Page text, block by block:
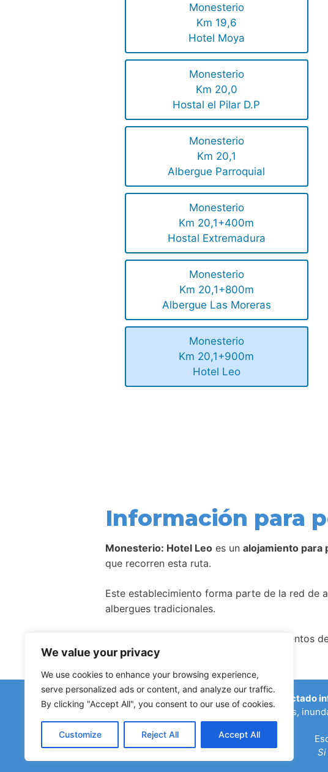
We value your privacy
We use cookies to enhance your browsing experience,
serve personalized ads or content, and analyze our traffic.
By clicking "Accept All", you consent to our use of cookies.
Customize Reject All Accept All
Monesterio
Km 19,6
Hotel Moya
Monesterio
Km 20,0
Hostal el Pilar D.P
Monesterio
Km 20,1
Albergue Parroquial
Monesterio
Km 20,1+400m
Hostal Extremadura
Monesterio
Km 20,1+800m
Albergue Las Moreras
Monesterio
Km 20,1+900m
Hotel Leo
Información para
Monesterio: Hotel Leo es un alojamiento para
que recorren esta ruta.
Este establecimiento forma parte de la red de
albergues tradicionales.
Como ocurre con la mayoría de alojamientos
¿Has detectado
Avisos sobre albergues cerrados,